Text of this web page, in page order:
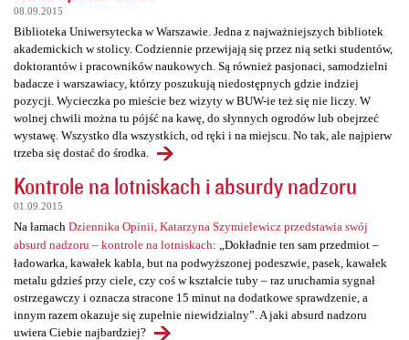
08.09.2015
Biblioteka Uniwersytecka w Warszawie. Jedna z najważniejszych bibliotek
akademickich w stolicy. Codziennie przewijają się przez nią setki studentów,
doktorantów i pracowników naukowych. Są również pasjonaci, samodzielni
badacze i warszawiacy, którzy poszukują niedostępnych gdzie indziej
pozycji. Wycieczka po mieście bez wizyty w BUW-ie też się nie liczy. W
wolnej chwili można tu pójść na kawę, do słynnych ogrodów lub obejrzeć
wystawę. Wszystko dla wszystkich, od ręki i na miejscu. No tak, ale najpierw
trzeba się dostać do środka.
Kontrole na lotniskach i absurdy nadzoru
01.09.2015
Na łamach Dziennika Opinii, Katarzyna Szymielewicz przedstawia swój
absurd nadzoru – kontrole na lotniskach: „Dokładnie ten sam przedmiot –
ładowarka, kawałek kabla, but na podwyższonej podeszwie, pasek, kawałek
metalu gdzieś przy ciele, czy coś w kształcie tuby – raz uruchamia sygnał
ostrzegawczy i oznacza stracone 15 minut na dodatkowe sprawdzenie, a
innym razem okazuje się zupełnie niewidzialny”. A jaki absurd nadzoru
uwiera Ciebie najbardziej?